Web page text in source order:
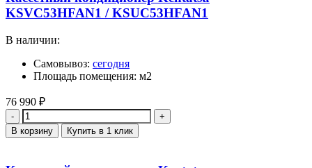
KSVC53HFAN1 / KSUC53HFAN1
В наличии:
Самовывоз: сегодня
Площадь помещения: м2
76 990 ₽
Количество
В корзину Купить в 1 клик